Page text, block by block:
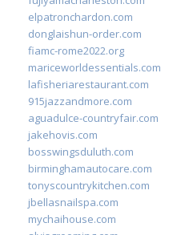
elpatronchardon.com
donglaishun-order.com
fiamc-rome2022.org
mariceworldessentials.com
lafisheriarestaurant.com
915jazzandmore.com
aguadulce-countryfair.com
jakehovis.com
bosswingsduluth.com
birminghamautocare.com
tonyscountrykitchen.com
jbellasnailspa.com
mychaihouse.com